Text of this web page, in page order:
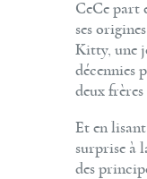
CeCe part
ses
Kitty, une
décennies
deux
Et en
surprise à
des